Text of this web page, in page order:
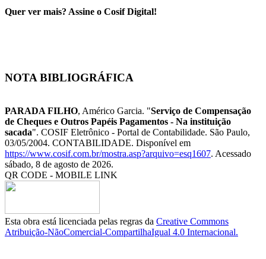
Quer ver mais? Assine o Cosif Digital!
NOTA BIBLIOGRÁFICA
PARADA FILHO, Américo Garcia. "Serviço de Compensação
de Cheques e Outros Papéis Pagamentos - Na instituição
sacada". COSIF Eletrônico - Portal de Contabilidade. São Paulo,
03/05/2004. CONTABILIDADE. Disponível em
https://www.cosif.com.br/mostra.asp?arquivo=esq1607. Acessado
sábado, 8 de agosto de 2026.
QR CODE - MOBILE LINK
Esta obra está licenciada pelas regras da Creative Commons
Atribuição-NãoComercial-CompartilhaIgual 4.0 Internacional.